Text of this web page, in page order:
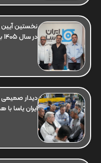
نخستین آیین
در سال 1405 برگزار شد
دیدار
ایران یاسا با